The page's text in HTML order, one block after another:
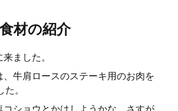
材の紹介
ました。
、牛肩ロースのステーキ用のお肉を
。